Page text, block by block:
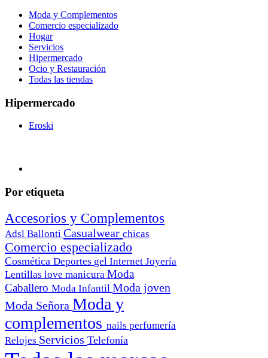
Moda y Complementos
Comercio especializado
Hogar
Servicios
Hipermercado
Ocio y Restauración
Todas las tiendas
Hipermercado
Eroski
Por etiqueta
Accesorios y Complementos
Adsl Ballonti Casualwear chicas
Comercio especializado
Cosmética Deportes gel Internet Joyería
Lentillas love manicura Moda
Caballero Moda Infantil Moda joven
Moda Señora Moda y
complementos nails perfumería
Relojes Servicios Telefonía